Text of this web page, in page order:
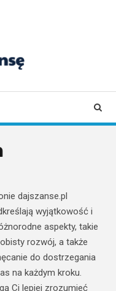
dajszanse.pl
wyjątkowość i
aspekty, takie
rozwój, a także
do dostrzegania
na każdym kroku.
Ci lepiej zrozumieć